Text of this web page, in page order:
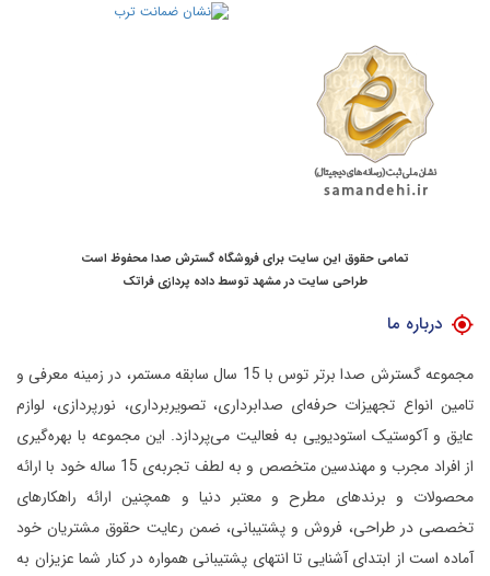
تمامی حقوق این سایت برای فروشگاه گسترش صدا محفوظ است
طراحی سایت در مشهد توسطداده پردازی فراتک
درباره ما
مجموعه گسترش صدا برتر توس با 15 سال سابقه مستمر، در زمینه معرفی و
تامین انواع تجهیزات حرفه‌ای صدابرداری، تصویربرداری، نورپردازی، لوازم
عایق و آکوستیک استودیویی به فعالیت می‌پردازد. این مجموعه با بهره‌گیری
از افراد مجرب و مهندسین متخصص و به لطف تجربه‌ی 15 ساله خود با ارائه
محصولات و برندهای مطرح و معتبر دنیا و همچنین ارائه راهکارهای
تخصصی در طراحی، فروش و پشتیبانی، ضمن رعایت حقوق مشتریان خود
آماده است از ابتدای آشنایی تا انتهای پشتیبانی همواره در کنار شما عزیزان به